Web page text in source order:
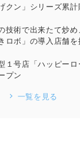
クン」シリーズ累
技術で出来たて炒
ロボ」の導入店舗を
１号店「ハッピー
プン
一覧を見る